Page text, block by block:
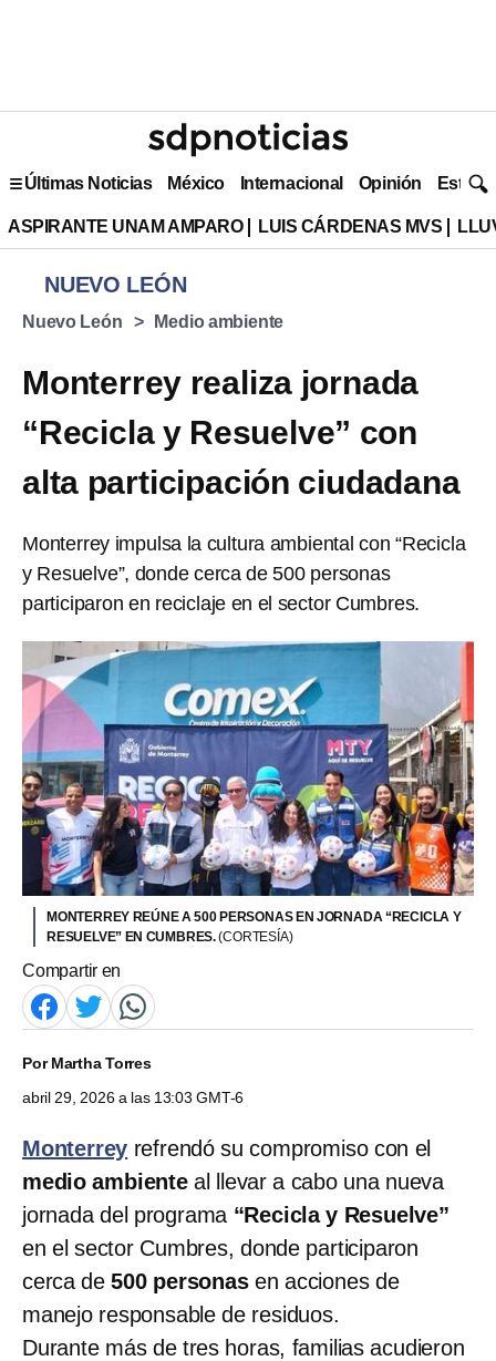
Últimas Noticias México Internacional Opinión Estilo
ASPIRANTE UNAM AMPARO LUIS CÁRDENAS MVS
NUEVO LEÓN
Nuevo León Medio ambiente
Monterrey realiza jornada
“Recicla y Resuelve” con
alta participación ciudadana
Monterrey impulsa la cultura ambiental con “Recicla
y Resuelve”, donde cerca de 500 personas
participaron en reciclaje en el sector Cumbres.
MONTERREY REÚNE A 500 PERSONAS EN JORNADA “RECICLA Y
RESUELVE” EN CUMBRES.(CORTESÍA)
Compartir en
PorMartha Torres
abril 29, 2026 a las 13:03 GMT-6
Monterrey refrendó su compromiso con el
medio ambienteal llevar a cabo una nueva
jornada del programa “Recicla y Resuelve”
en el sector Cumbres, donde participaron
cerca de500 personasen acciones de
manejo responsable de residuos.
Durante más de tres horas, familias acudieron